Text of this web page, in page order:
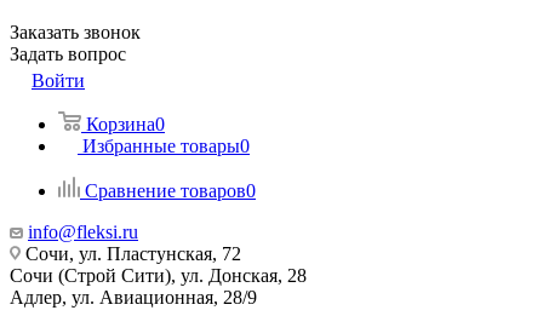
Заказать звонок
Задать вопрос
Войти
Корзина0
Избранные товары0
Сравнение товаров0
info@fleksi.ru
Сочи, ул. Пластунская, 72
Сочи (Строй Сити), ул. Донская, 28
Адлер, ул. Авиационная, 28/9